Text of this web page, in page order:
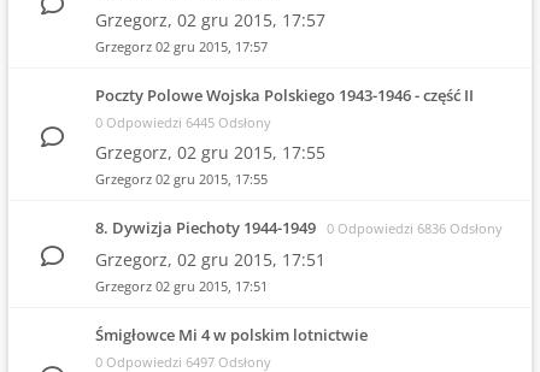
Grzegorz, 02 gru 2015, 17:57
Grzegorz 02 gru 2015, 17:57
Poczty Polowe Wojska Polskiego 1943-1946 - część II
0 Odpowiedzi 6445 Odsłony
Grzegorz, 02 gru 2015, 17:55
Grzegorz 02 gru 2015, 17:55
8. Dywizja Piechoty 1944-1949 0 Odpowiedzi 6836 Odsłony
Grzegorz, 02 gru 2015, 17:51
Grzegorz 02 gru 2015, 17:51
Śmigłowce Mi 4 w polskim lotnictwie
0 Odpowiedzi 6497 Odsłony